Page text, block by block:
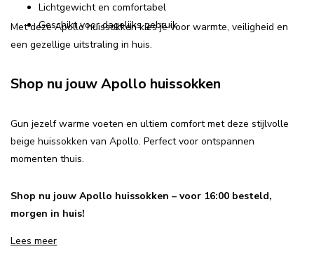
Lichtgewicht en comfortabel
Geschikt voor dagelijks gebruik
Met deze Apollo huissokken kies je voor warmte, veiligheid en
een gezellige uitstraling in huis.
Shop nu jouw Apollo huissokken
Gun jezelf warme voeten en ultiem comfort met deze stijlvolle
beige huissokken van Apollo. Perfect voor ontspannen
momenten thuis.
Shop nu jouw Apollo huissokken – voor 16:00 besteld,
morgen in huis!
Lees meer